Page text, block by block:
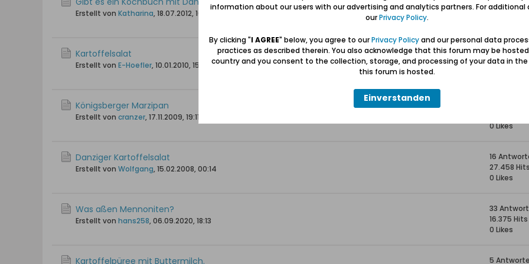
Erstellt von Katharina, 18.07.2012, 16:41
38.383 Hits
Kartoffelsalat
Erstellt von E-Hoefler, 10.01.2010, 15:27
10
14.130 Hits
Königsberger Marzipan
Erstellt von cranzer, 17.11.2009, 19:11
0 Likes
Danziger Kartoffelsalat
Erstellt von Wolfgang, 15.02.2008, 00:14
16
27.458 Hits
0 Likes
Was aßen Mennoniten?
Erstellt von hans258, 06.09.2020, 18:13
33
16.375 Hits
0 Likes
Kartoffelpüree mit Buttermilch. 5
information about our users with our advertising and analytics partners. For additional
ourPrivacy Policy.
By clicking "I AGREE" below, you agree to ourPrivacy Policyand our personal data
practices as described therein. You also acknowledge that this forum may be
country and you consent to the collection, storage, and processing of your data in
this forum is hosted.
Einverstanden